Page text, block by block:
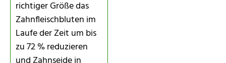
richtiger Größe das
Zahnfleischbluten im
Laufe der Zeit um bis
zu 72 % reduzieren